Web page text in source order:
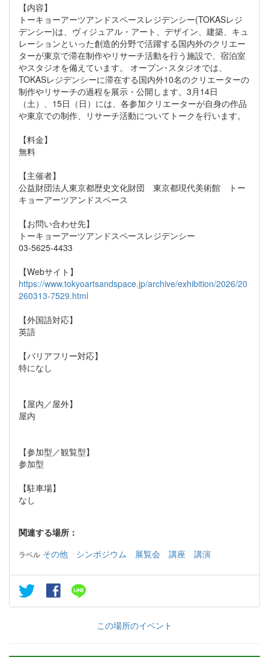
【内容】
トーキョーアーツアンドスペースレジデンシー(TOKASレジ
デンシー)は、ヴィジュアル・アート、デザイン、建築、キュ
レーションといった創造的分野で活躍する国内外のクリエー
ターが東京で滞在制作やリサーチ活動を行う施設で、宿泊室
やスタジオを備えています。 オープン･スタジオでは、
TOKASレジデンシーに滞在する国内外10名のクリエーターの
制作やリサーチの過程を展示・公開します。3月14日
（土）、15日（日）には、各参加クリエーターが自身の作品
や東京での制作、リサーチ活動についてトークを行います。
【料金】
無料
【主催者】
公益財団法人東京都歴史文化財団 東京都現代美術館 トー
キョーアーツアンドスペース
【お問い合わせ先】
トーキョーアーツアンドスペースレジデンシー
03-5625-4433
【Webサイト】
https://www.tokyoartsandspace.jp/archive/exhibition/2026/20
260313-7529.html
【外国語対応】
英語
【バリアフリー対応】
特になし
【屋内／屋外】
屋内
【参加型／観覧型】
参加型
【駐車場】
なし
関連する場所：
ラベル その他 シンポジウム 展覧会 講座 講演
この場所のイベント